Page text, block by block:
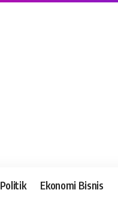
Politik Ekonomi Bisnis